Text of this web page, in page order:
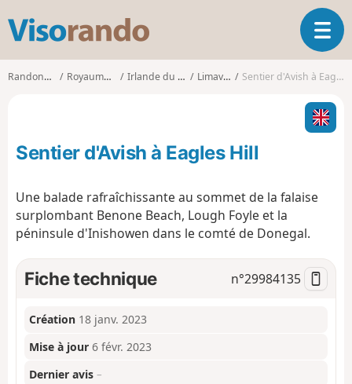
s
o
o
O
u
v
i
r
l
t
Randonnées Royaume-Uni Irlande du Nord Limavady Sentier d'Avish à Eagles Hill
Sentier d'Avish à Eagles Hill
Une balade rafraîchissante au sommet de la falaise
surplombant Benone Beach, Lough Foyle et la
péninsule d'Inishowen dans le comté de Donegal.
Fiche technique n°29984135
Création 18 janv. 2023
Mise à jour 6 févr. 2023
Dernier avis –